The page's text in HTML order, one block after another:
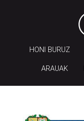
HONI BURUZ
ARAUAK